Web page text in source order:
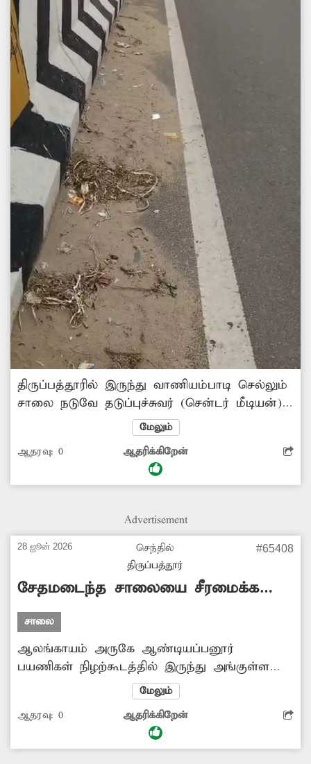
திருப்பத்தூரில் இருந்து வாணியம்பாடி செல்லும்
சாலை நடுவே தடுப்புச்சுவர் (சென்டர் மீடியன்)
அமைக்கப்பட்டுள்ளது. இந்தத் தடுப்புச்சுவர்
அருகே மண் குவிந்து கிடக்கிறது. இதனால்
வாகனங்கள் விபத்தில் சிக்கும் அபாயம்
உள்ளது. எனவே மண் குவியலை அகற்ற
மேலும்
ஆதரவு: 0 ஆதரிக்கிறேன்
Advertisement
28 ஜூன் 2026
செந்தில்
திருப்பத்தூர்
#65408
சேதமடைந்த சாலையை சீரமைக்க
வேண்டும்
சாலை
ஆலங்காயம் அருகே ஆண்டியப்பனூர்
பயணிகள் நிழற்கூடத்தில் இருந்து அங்குள்ள
சுடுகாட்டுக்கு செல்லும் சாலை சேதமடைந்து
குண்டும், குழியுமாக மிக மோசமான நிலையில்
உள்ளது. இந்தச் சாலையில் மழைக்காலங்களில்
மழைநீர் தேங்கி சேறும், சகதியுமாக
மேலும்
ஆதரவு: 0 ஆதரிக்கிறேன்